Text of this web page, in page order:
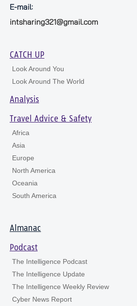
E-mail:
intsharing321@gmail.com
CATCH UP
Look Around You
Look Around The World
Analysis
Travel Advice & Safety
Africa
Asia
Europe
North America
Oceania
South America
Almanac
Podcast
The Intelligence Podcast
The Intelligence Update
The Intelligence Weekly Review
Cyber News Report